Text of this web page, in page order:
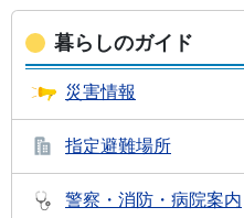
暮らしのガイド
災害情報
指定避難場所
警察・消防・ 病院案内